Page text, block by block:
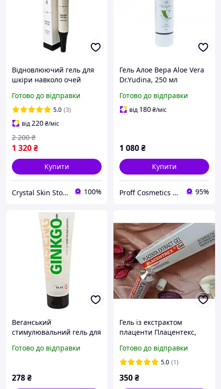
Відновлюючий гель для
шкіри навколо очей
15 ml, Реджуран
Готово до відправки
5.0 (3)
від220₴/міс
1 320₴
2 200 ₴
Купити
Crystal Skin Store 100%
Гель Алое Вера Aloe Vera
Dr.Yudina, 250 мл
Готово до відправки
від 180₴/міс
1 080₴
Купити
Proff Cosmetics - професійна косметика провідних брендів світу 95%
Веганський
стимулювальний гель для
женьшеню Just Play
Готово до відправки
278₴
Гель із екстрактом
плаценти Плацентекс,
Плацентекс, Albert David
Placenta Extract Gel
Готово до відправки
5.0 (1)
350₴